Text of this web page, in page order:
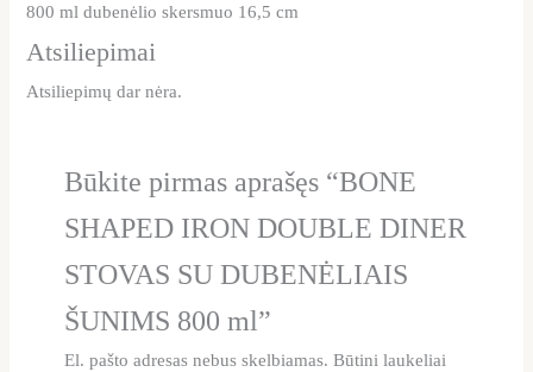
800 ml dubenėlio skersmuo 16,5 cm
Atsiliepimai
Atsiliepimų dar nėra.
Būkite pirmas aprašęs “BONE
SHAPED IRON DOUBLE DINER
STOVAS SU DUBENĖLIAIS
ŠUNIMS 800 ml”
El. pašto adresas nebus skelbiamas. Būtini laukeliai